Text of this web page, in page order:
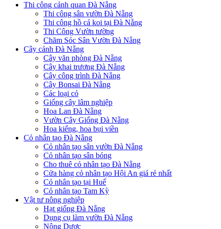
Thi công cảnh quan Đà Nẵng
Thi công sân vườn Đà Nẵng
Thi công hồ cá koi tại Đà Nẵng
Thi Công Vườn tường
Chăm Sóc Sân Vườn Đà Nẵng
Cây cảnh Đà Nẵng
Cây văn phòng Đà Nẵng
Cây khai trương Đà Nẵng
Cây công trình Đà Nẵng
Cây Bonsai Đà Nẵng
Các loại cỏ
Giống cây lâm nghiệp
Hoa Lan Đà Nẵng
Vườn Cây Giống Đà Nẵng
Hoa kiểng, hoa bụi viền
Cỏ nhân tạo Đà Nẵng
Cỏ nhân tạo sân vườn Đà Nẵng
Cỏ nhân tạo sân bóng
Cho thuê cỏ nhân tạo Đà Nẵng
Cửa hàng cỏ nhân tạo Hội An giá rẻ nhất
Cỏ nhân tạo tại Huế
Cỏ nhân tạo Tam Kỳ
Vật tư nông nghiệp
Hạt giống Đà Nẵng
Dụng cụ làm vườn Đà Nẵng
Nông Dược